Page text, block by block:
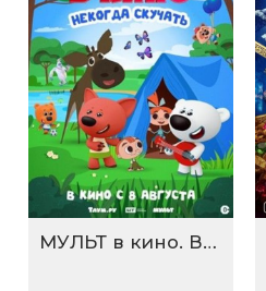
МУЛЬТ в кино. Выпуск №198. Некогда скучать